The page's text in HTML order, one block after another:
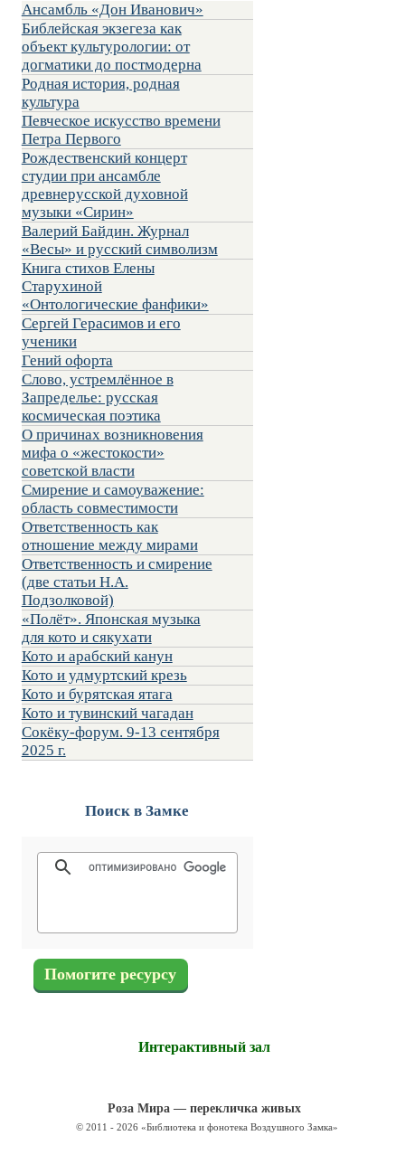
Ансамбль «Дон Иванович»
Библейская экзегеза как
объект культурологии: от
догматики до постмодерна
Родная история, родная
культура
Певческое искусство времени
Петра Первого
Рождественский концерт
студии при ансамбле
древнерусской духовной
музыки «Сирин»
Валерий Байдин. Журнал
«Весы» и русский символизм
Книга стихов Елены
Старухиной
«Онтологические фанфики»
Сергей Герасимов и его
ученики
Гений офорта
Слово, устремлённое в
Запределье: русская
космическая поэтика
О причинах возникновения
мифа о «жестокости»
советской власти
Смирение и самоуважение:
область совместимости
Ответственность как
отношение между мирами
Ответственность и смирение
(две статьи Н.А.
Подзолковой)
«Полёт». Японская музыка
для кото и сякухати
Кото и арабский канун
Кото и удмуртский крезь
Кото и бурятская ятага
Кото и тувинский чагадан
Сокёку-форум. 9-13 сентября
2025 г.
Поиск в Замке
© 2011 - 2026 «Библиотека и фонотека Воздушного Замка»
Интерактивный зал
Роза Мира — перекличка живых
Помогите ресурсу